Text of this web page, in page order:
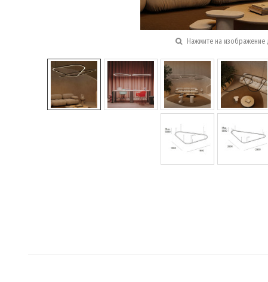
Нажмите на изображение